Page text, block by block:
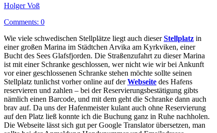
Author
Holger Voß
Comments: 0
Wie viele schwedischen Stellplätze liegt auch dieserStellplatz in
einer großen Marina im Städtchen Arvika am Kyrkviken, einer
Bucht des Sees Glafsfjorden. Die Straßenzufahrt zu dieser Marina
ist mit einer Schranke geschlossen, wer nicht wie wir bei Ankunft
vor einer geschlossenen Schranke stehen möchte sollte seinen
Stellplatz tunlichst vorher online auf derWebseite des Hafens
reservieren und zahlen – bei der Reservierungsbestätigung gibts
nämlich einen Barcode, und mit dem geht die Schranke dann auch
brav auf. Da uns der Hafenmeister kulant auch ohne Reservierung
auf den Platz ließ konnte ich die Buchung ganz in Ruhe nachholen.
Die Webseite lässt sich gut per Google Translator übersetzen, man